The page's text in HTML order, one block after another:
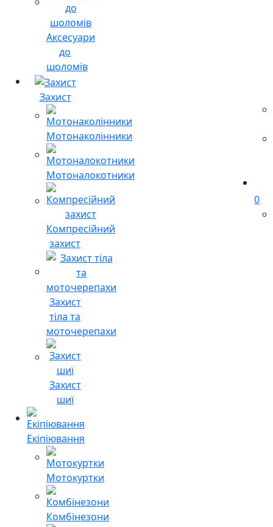
Аксесуари
до
шоломів
Захист
Мотонаколінники
Мотоналокотники
Компресійний
захист
Захист
тіла та
моточерепахи
Захист
шиї
Екіпіювання
Мотокуртки
Комбінезони
0